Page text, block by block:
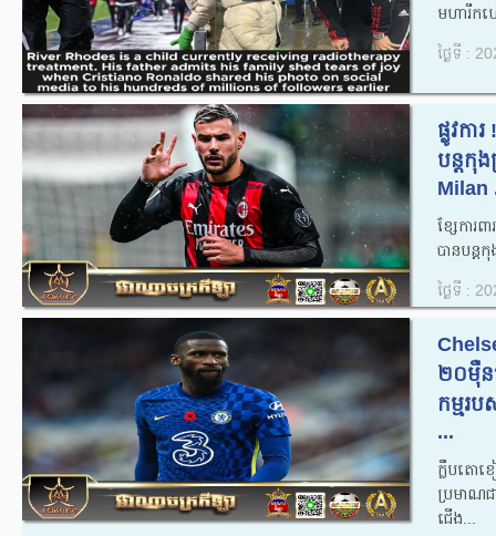
មហារីក
ថ្ងៃទី :
ផ្លូវក
បន្តកុ
Milan
ខ្សែការ
បានបន្ត
ថ្ងៃទី :
២០ម៉ឺន
កម្មរ
...
ក្លឹបតោ
ប្រមាណ
ជើង...